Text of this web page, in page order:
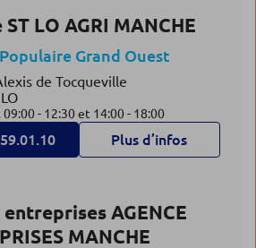
ST LO AGRI MANCHE
Grand Ouest
de Tocqueville
- 12:30 et 14:00 - 18:00
Plus d’infos
entreprises AGENCE
MANCHE